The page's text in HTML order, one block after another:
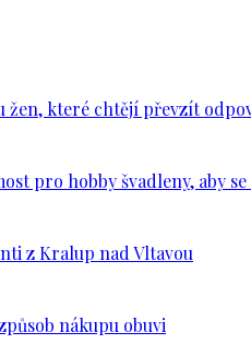
které chtějí převzít
pro hobby švadleny, aby
z Kralup nad Vltavou
nákupu obuvi